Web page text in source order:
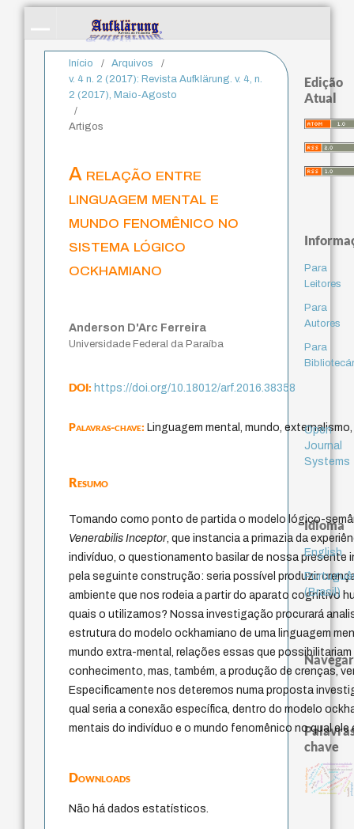
Início / Arquivos
/
v. 4 n. 2 (2017): Revista Aufklärung. v. 4, n.
2 (2017), Maio-Agosto
/
Artigos
A relação entre
linguagem mental e
mundo fenomênico no
sistema lógico
ockhamiano
Anderson D'Arc Ferreira
Universidade Federal da Paraíba
DOI:https://doi.org/10.18012/arf.2016.38358
Palavras-chave:Linguagem mental, mundo,
Resumo
Tomando como ponto de partida o modelo lógico-
Venerabilis Inceptor , que instancia a primazia da
indivíduo, o questionamento basilar de nossa presente
pela seguinte construção: seria possível produzir
ambiente que nos rodeia a partir do aparato cognitivo
quais o utilizamos? Nossa investigação procurará
estrutura do modelo ockhamiano de uma linguagem
mundo extra-mental, relações essas que
conhecimento, mas, também, a produção de crenças,
Especificamente nos deteremos numa proposta
qual seria a conexão específica, dentro do modelo
mentais do indivíduo e o mundo fenomênico no qual ele
Downloads
Não há dados estatísticos.
Edição
Atual
Para
Leitores
Para
Autores
Para
Open
Journal
Systems
Idioma
English
(Brasil)
Navegar
chave
fundamentalismo
jacobi
protágoras
experiência temporal
metafísica do tempogénero
idade intolerânciahistory of philosophy
identidade nacional
filosofias indígenas
j.c.m. neto
palavra
perdón
leyes
violencia
guayaquil
logos
direito romano pedagogia
lei
multidimensionalidade
desejo
sacrifício
bataille